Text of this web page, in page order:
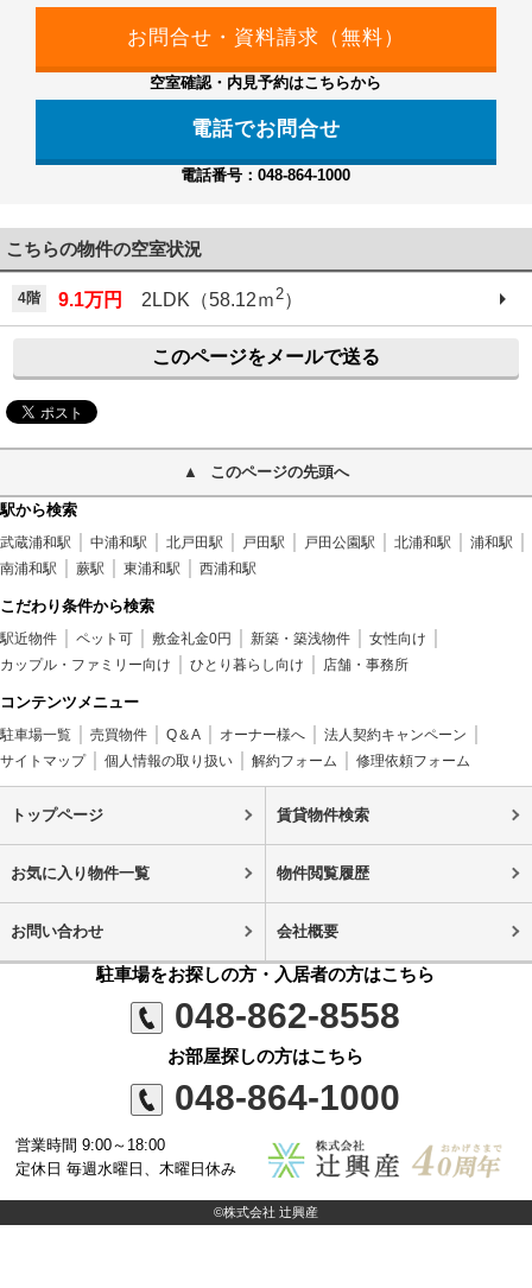
空室確認・内見予約はこちらから
電話でお問合せ
電話番号：048-864-1000
こちらの物件の空室状況
4階 9.1万円 2LDK（58.12ｍ2）
このページをメールで送る
このページの先頭へ
駅から検索
武蔵浦和駅 中浦和駅 北戸田駅 戸田駅 戸田公園駅 北浦和駅
浦和駅
南浦和駅
蕨駅 東浦和駅 西浦和駅
こだわり条件から検索
駅近物件 ペット可 敷金礼金0円 新築・築浅物件
女性向け
カップル・ファミリー向け
ひとり暮らし向け 店舗・事務所
コンテンツメニュー
駐車場一覧 売買物件 Q＆A オーナー様へ
法人契約キャンペーン
サイトマップ
個人情報の取り扱い 解約フォーム 修理依頼フォーム
トップページ 賃貸物件検索
お気に入り物件一覧 物件閲覧履歴
お問い合わせ 会社概要
駐車場をお探しの方・入居者の方はこちら
048-862-8558
お部屋探しの方はこちら
048-864-1000
営業時間 9:00～18:00
定休日 毎週水曜日、木曜日休み
©株式会社 辻興産